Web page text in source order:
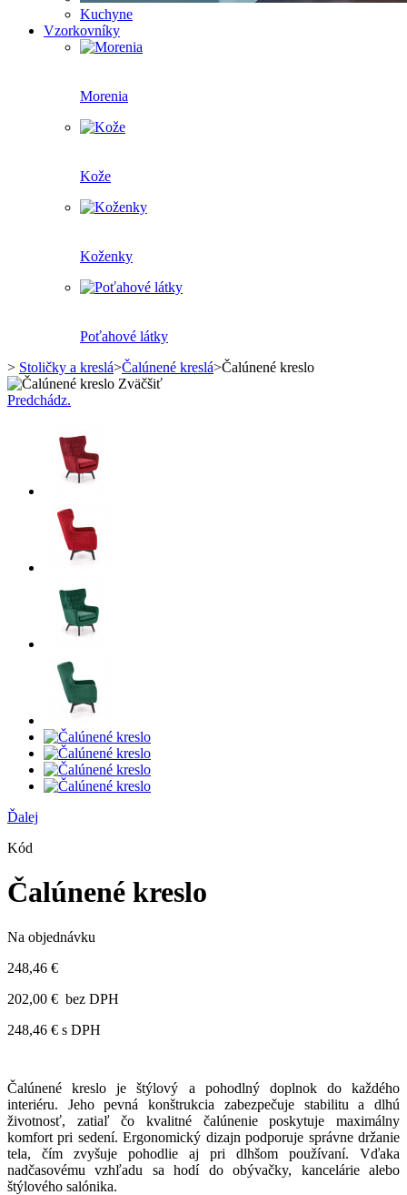
Kuchyne
Vzorkovníky
Morenia
Kože
Koženky
Poťahové látky
> Stoličky a kreslá>Čalúnené kreslá>Čalúnené kreslo
Zväčšiť
Predchádz.
Ďalej
Kód
Čalúnené kreslo
Na objednávku
248,46 €
202,00 € bez DPH
248,46 € s DPH
Čalúnené kreslo je štýlový a pohodlný doplnok do každého
interiéru. Jeho pevná konštrukcia zabezpečuje stabilitu a dlhú
životnosť, zatiaľ čo kvalitné čalúnenie poskytuje maximálny
komfort pri sedení. Ergonomický dizajn podporuje správne držanie
tela, čím zvyšuje pohodlie aj pri dlhšom používaní. Vďaka
nadčasovému vzhľadu sa hodí do obývačky, kancelárie alebo
štýlového salónika.